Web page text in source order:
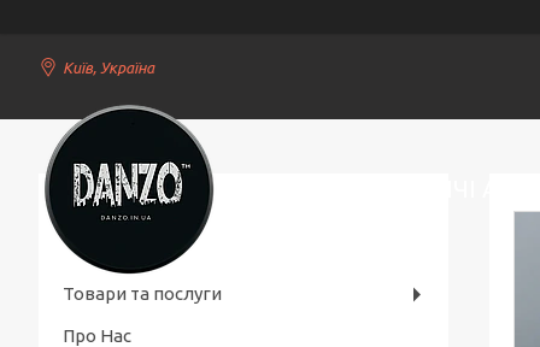
Київ, Україна
Товари та послуги
Про Нас